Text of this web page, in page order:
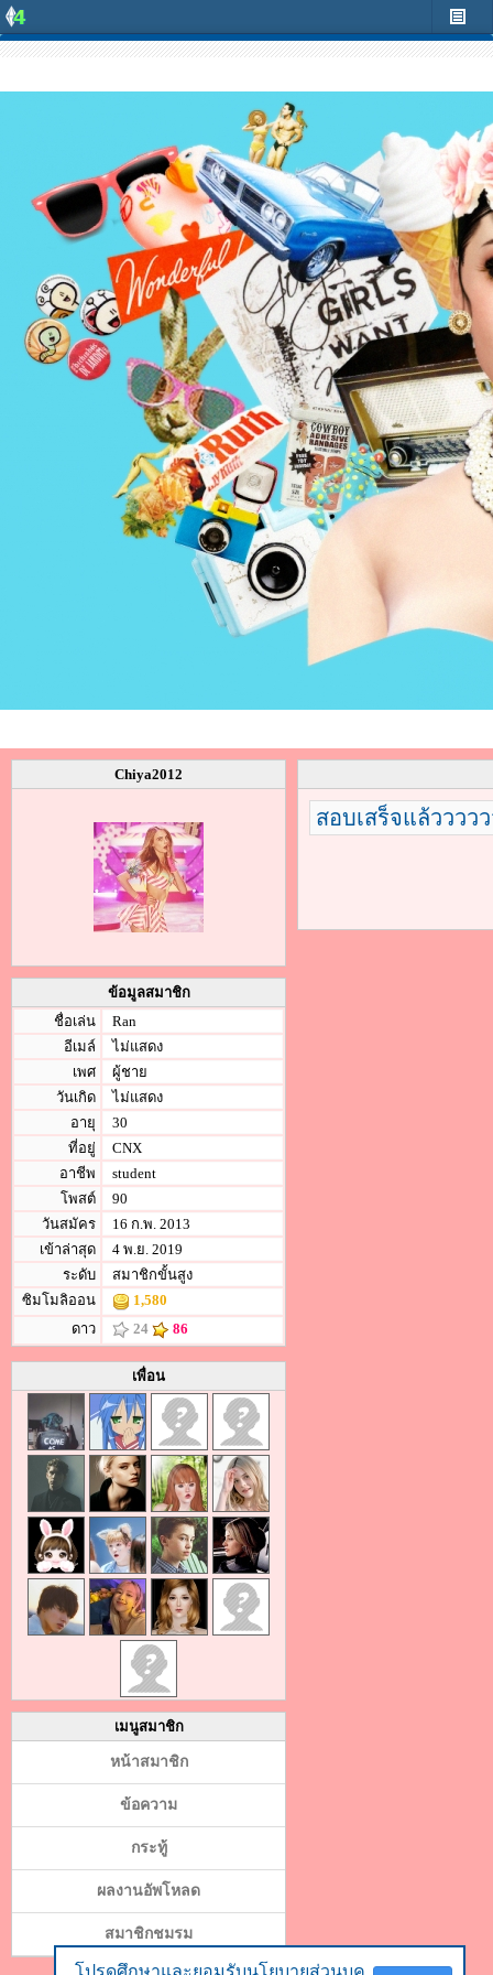
โปรดศึกษาและยอมรับนโยบายส่วนบุค
Chiya2012
ข้อมูลสมาชิก
ชื่อเล่น
Ran
อีเมล์
ไม่แสดง
เพศ
ผู้ชาย
วันเกิด
ไม่แสดง
อายุ
30
ที่อยู่
CNX
อาชีพ
student
โพสต์
90
วันสมัคร
16 ก.พ. 2013
เข้าล่าสุด
4 พ.ย. 2019
ระดับ
สมาชิกขั้นสูง
ซิมโมลิออน
1,580
ดาว
24 86
เพื่อน
เมนูสมาชิก
หน้าสมาชิก
ข้อความ
กระทู้
ผลงานอัพโหลด
สมาชิกชมรม
สอบเสร็จแล้วววว
โปรดศึกษาและยอมรับนโยบายส่วนบุค